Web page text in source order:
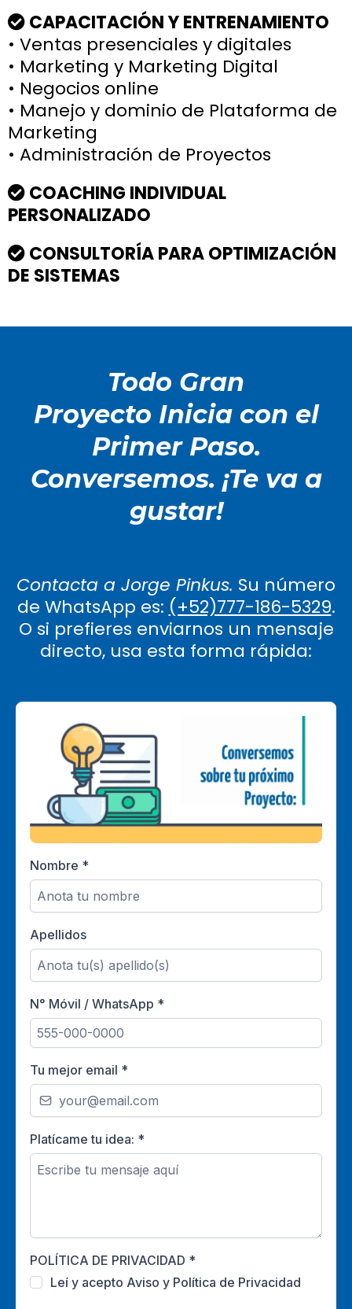
CAPACITACIÓN Y ENTRENAMIENTO
• Ventas presenciales y digitales
• Marketing y Marketing Digital
• Negocios online
• Manejo y dominio de Plataforma de
Marketing
• Administración de Proyectos
COACHING INDIVIDUAL
PERSONALIZADO
CONSULTORÍA PARA OPTIMIZACIÓN
DE SISTEMAS
Todo Gran
Proyecto Inicia con el
Primer Paso.
Conversemos. ¡Te va a
gustar!
Contacta a Jorge Pinkus. Su número
de WhatsApp es: (+52)777-186-5329.
O si prefieres enviarnos un mensaje
directo, usa esta forma rápida:
Nombre *
Apellidos
N° Móvil / WhatsApp *
Tu mejor email *
Platícame tu idea: *
POLÍTICA DE PRIVACIDAD *
Leí y acepto Aviso y Política de Privacidad